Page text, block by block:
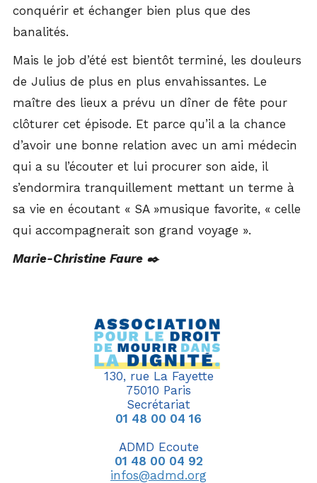
conquérir et échanger bien plus que des
banalités.
Mais le job d’été est bientôt terminé, les douleurs
de Julius de plus en plus envahissantes. Le
maître des lieux a prévu un dîner de fête pour
clôturer cet épisode. Et parce qu’il a la chance
d’avoir une bonne relation avec un ami médecin
qui a su l’écouter et lui procurer son aide, il
s’endormira tranquillement mettant un terme à
sa vie en écoutant « SA »musique favorite, « celle
qui accompagnerait son grand voyage ».
Marie-Christine Faure ✒️
130, rue La Fayette
75010 Paris
Secrétariat
01 48 00 04 16
ADMD Ecoute
01 48 00 04 92
infos@admd.org